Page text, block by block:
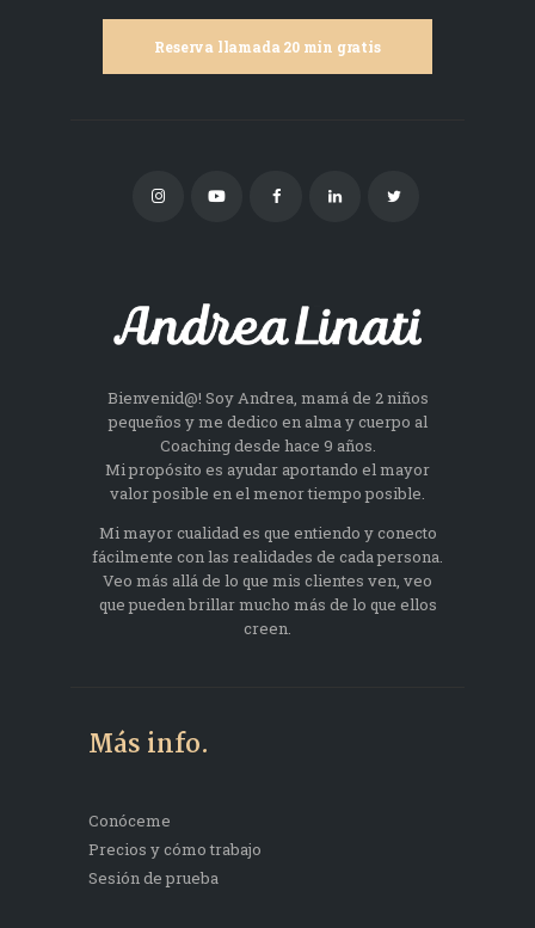
Reserva llamada 20 min gratis
Bienvenid@! Soy Andrea, mamá de 2 niños
pequeños y me dedico en alma y cuerpo al
Coaching desde hace 9 años.
Mi propósito es ayudar aportando el mayor
valor posible en el menor tiempo posible.
Mi mayor cualidad es que entiendo y conecto
fácilmente con las realidades de cada persona.
Veo más allá de lo que mis clientes ven, veo
que pueden brillar mucho más de lo que ellos
creen.
Más info.
Conóceme
Precios y cómo trabajo
Sesión de prueba